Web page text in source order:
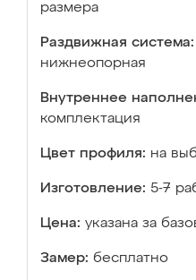
размера
Раздвижная система:
нижнеопорная
Внутреннее
комплектация
Цвет профиля: на
Изготовление: 5-7
Цена: указана за
Замер: бесплатно